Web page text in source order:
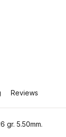
Reviews
gr. 5.50mm.